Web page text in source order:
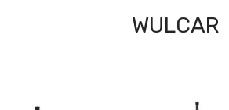
WULCAR